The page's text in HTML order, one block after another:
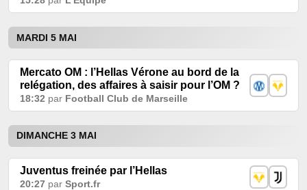
MARDI 5 MAI
Mercato OM : l’Hellas Vérone au bord de la
relégation, des affaires à saisir pour l’OM ?
18:32 par Football Club de Marseille
DIMANCHE 3 MAI
Juventus freinée par l’Hellas
20:27 par Sport.fr